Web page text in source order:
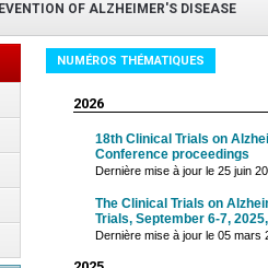
OF ALZHEIMER'S DISEASE
NUMÉROS THÉMATIQUES
2026
18th Clinical Trials on
Conference proceedings
Dernière mise à jour le 25 juin
The Clinical Trials on
Trials, September 6-7,
Dernière mise à jour le 05 mars